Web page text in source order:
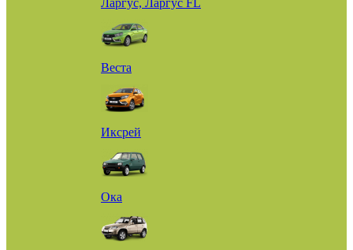
Ларгус, Ларгус FL
Веста
Иксрей
Ока